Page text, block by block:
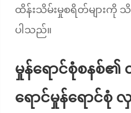
ထိန်းသိမ်းမှုစရိတ်များကို
ပါသည်။
မှုန်ရောင်စုံစနစ်၏
ရောင်မှုန်ရောင်